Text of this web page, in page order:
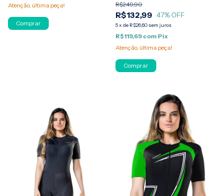
Atenção, última peça!
Comprar
R$132,99
R$249,90
47% OFF
5x de R$26,60 sem juros
R$119,69 com Pix
Atenção, última peça!
Comprar